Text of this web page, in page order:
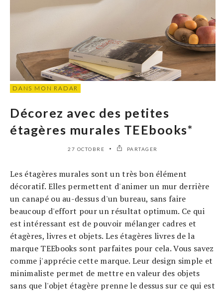
DANS MON RADAR
Décorez avec des petites
étagères murales TEEbooks*
27 OCTOBRE PARTAGER
Les étagères murales sont un très bon élément
décoratif. Elles permettent d'animer un mur derrière
un canapé ou au-dessus d'un bureau, sans faire
beaucoup d'effort pour un résultat optimum. Ce qui
est intéressant est de pouvoir mélanger cadres et
étagères, livres et objets. Les étagères livres de la
marque TEEbooks sont parfaites pour cela. Vous savez
comme j'apprécie cette marque. Leur design simple et
minimaliste permet de mettre en valeur des objets
sans que l'objet étagère prenne le dessus sur ce qui est